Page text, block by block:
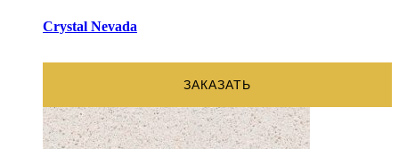
Crystal Nevada
ЗАКАЗАТЬ